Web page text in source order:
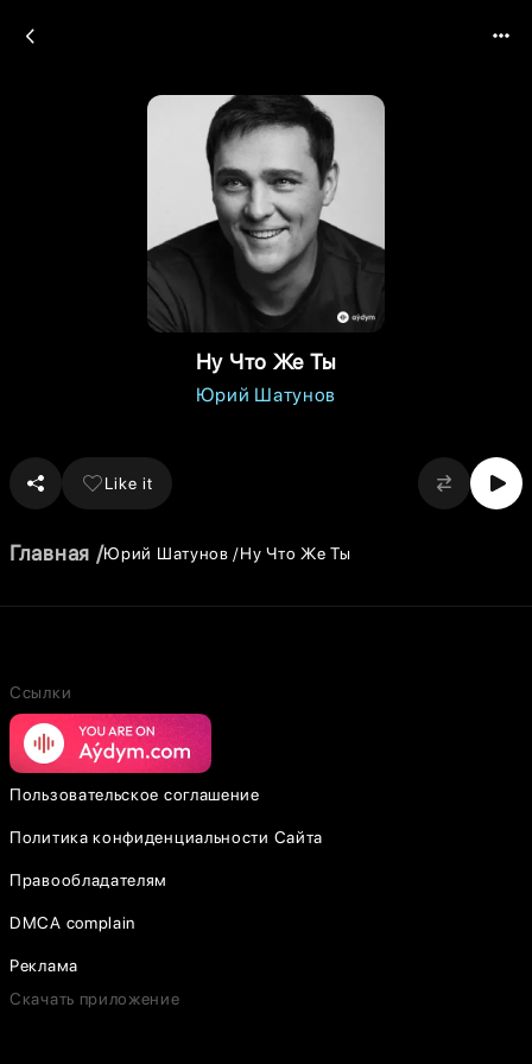
Ну Что Же Ты
Юрий Шатунов
Like it
Главная Юрий Шатунов Ну Что Же Ты
Ссылки
Пользовательское соглашение
Политика конфиденциальности Сайта
Правообладателям
DMCA complain
Реклама
Скачать приложение